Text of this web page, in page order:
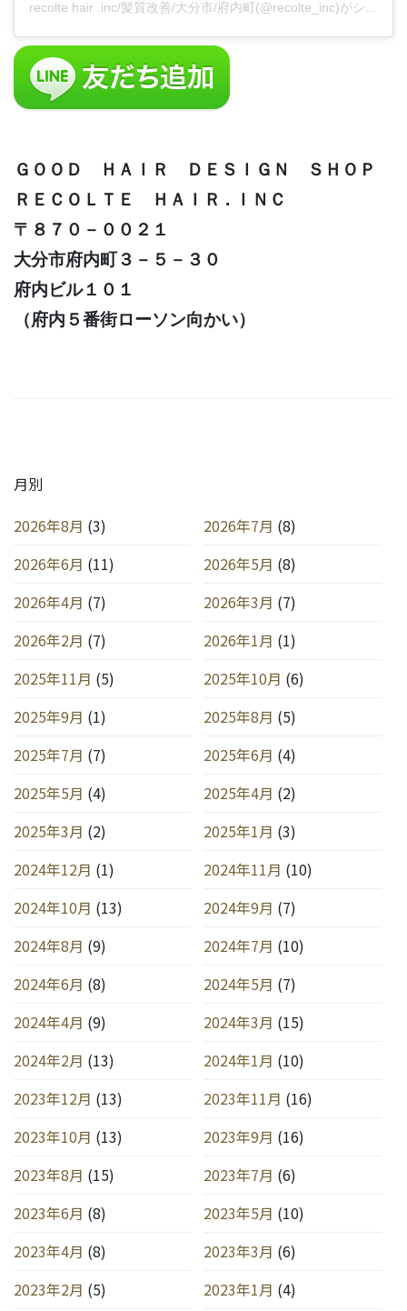
ＧＯＯＤ ＨＡＩＲ ＤＥＳＩＧＮ ＳＨＯＰ
ＲＥＣＯＬＴＥ ＨＡＩＲ . ＩＮＣ
〒８７０－００２１
大分市府内町３－５－３０
府内ビル１０１
（府内５番街ローソン向かい）
月別
2026年8月 (3) 2026年7月 (8)
2026年6月 (11) 2026年5月 (8)
2026年4月 (7) 2026年3月 (7)
2026年2月 (7) 2026年1月 (1)
2025年11月 (5) 2025年10月 (6)
2025年9月 (1) 2025年8月 (5)
2025年7月 (7) 2025年6月 (4)
2025年5月 (4) 2025年4月 (2)
2025年3月 (2) 2025年1月 (3)
2024年12月 (1) 2024年11月 (10)
2024年10月 (13) 2024年9月 (7)
2024年8月 (9) 2024年7月 (10)
2024年6月 (8) 2024年5月 (7)
2024年4月 (9) 2024年3月 (15)
2024年2月 (13) 2024年1月 (10)
2023年12月 (13) 2023年11月 (16)
2023年10月 (13) 2023年9月 (16)
2023年8月 (15) 2023年7月 (6)
2023年6月 (8) 2023年5月 (10)
2023年4月 (8) 2023年3月 (6)
2023年2月 (5) 2023年1月 (4)